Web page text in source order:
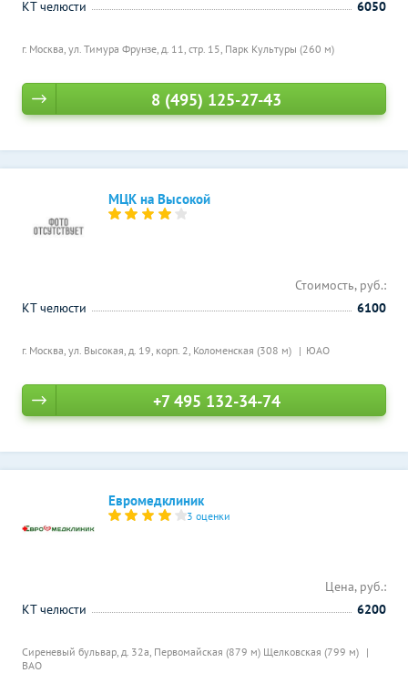
г. Москва, ул. Тимура Фрунзе, д. 11, стр. 15, Парк Культуры (260 м)
КТ челюсти 6050
8 (495) 125-27-43
МЦК на Высокой
г. Москва, ул. Высокая, д. 19, корп. 2, Коломенская (308 м) ЮАО
Стоимость, руб.:
КТ челюсти
6100
+7 495 132-34-74
Евромедклиник
3 оценки
Сиреневый бульвар, д. 32а, Первомайская (879 м) Щелковская (799 м)
ВАО
Цена, руб.:
КТ челюсти
6200